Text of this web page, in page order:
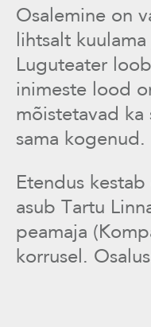
Osalemine on
lihtsalt
Luguteater
inimeste lood
mõistetavad
sama kogenud.
Etendus
asub Tartu
peamaja
korrusel.